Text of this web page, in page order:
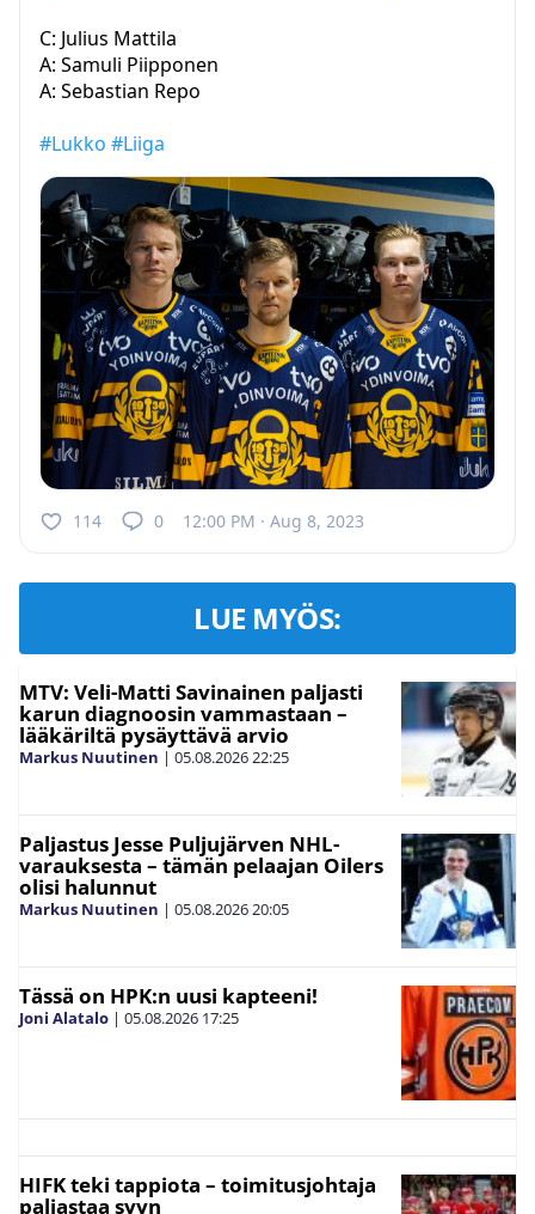
C: Julius Mattila
A: Samuli Piipponen
A: Sebastian Repo
#Lukko #Liiga
114 0 12:00 PM · Aug 8, 2023
LUE MYÖS:
MTV: Veli-Matti Savinainen paljasti
karun diagnoosin vammastaan –
lääkäriltä pysäyttävä arvio
Markus Nuutinen | 05.08.202622:25
Paljastus Jesse Puljujärven NHL-
varauksesta – tämän pelaajan Oilers
olisi halunnut
Markus Nuutinen | 05.08.202620:05
Tässä on HPK:n uusi kapteeni!
Joni Alatalo | 05.08.2026 17:25
HIFK teki tappiota – toimitusjohtaja
paljastaa syyn